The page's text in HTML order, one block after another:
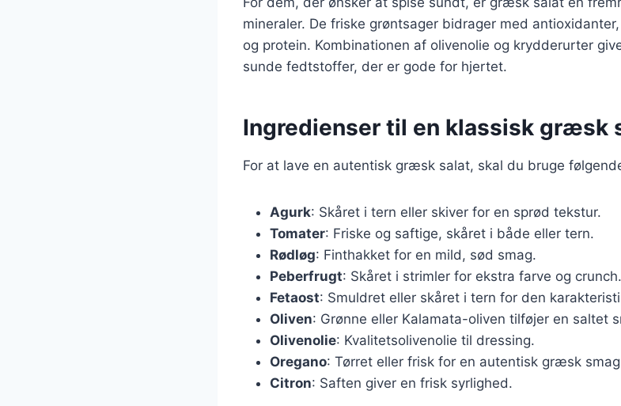
mineraler. De friske grøntsager bidrager med
og protein. Kombinationen af olivenolie og krydderurter
sunde fedtstoffer, der er gode for hjertet.
Ingredienser til en klassisk græsk
For at lave en autentisk græsk salat, skal du bruge
Agurk: Skåret i tern eller skiver for en sprød tekstur.
Tomater: Friske og saftige, skåret i både eller tern.
Rødløg: Finthakket for en mild, sød smag.
Peberfrugt: Skåret i strimler for ekstra farve og crunch.
Fetaost: Smuldret eller skåret i tern for den
Oliven: Grønne eller Kalamata-oliven tilføjer en saltet
Olivenolie: Kvalitetsolivenolie til dressing.
Oregano: Tørret eller frisk for en autentisk græsk
Citron: Saften giver en frisk syrlighed.